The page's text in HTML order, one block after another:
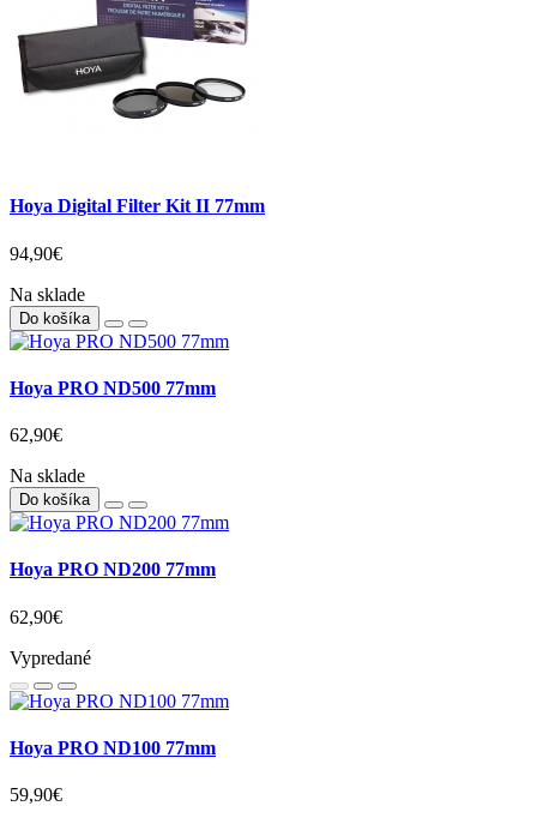
Hoya Digital Filter Kit II 77mm
94,90€
Na sklade
Do košíka
Hoya PRO ND500 77mm
62,90€
Na sklade
Do košíka
Hoya PRO ND200 77mm
62,90€
Vypredané
Hoya PRO ND100 77mm
59,90€